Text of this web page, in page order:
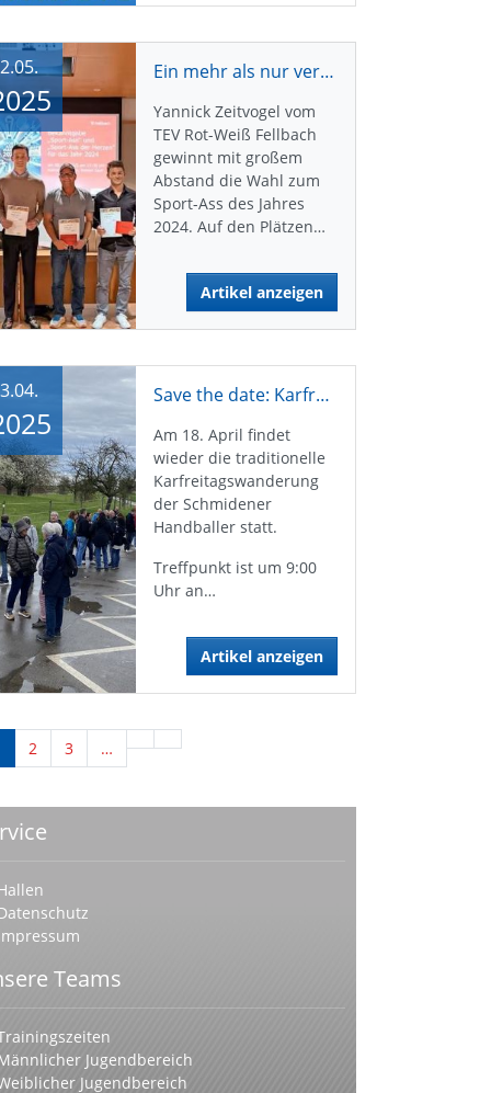
Ein mehr als nur verdienter Sieg
Yannick Zeitvogel vom
TEV Rot-Weiß Fellbach
gewinnt mit großem
Abstand die Wahl zum
Sport-Ass des Jahres
2024. Auf den Plätzen…
Artikel anzeigen
Save the date: Karfreitagswanderung 2025
Am 18. April findet
wieder die traditionelle
Karfreitagswanderung
der Schmidener
Handballer statt.
Treffpunkt ist um 9:00
Uhr an…
Artikel anzeigen
2 3 …
Teams
Jugendbereich
Jugendbereich